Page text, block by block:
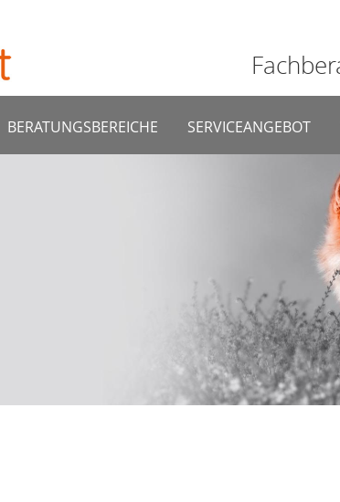
BERATUNGSBEREICHE SERVICEANGEBOT
erkennen.
nutzen.